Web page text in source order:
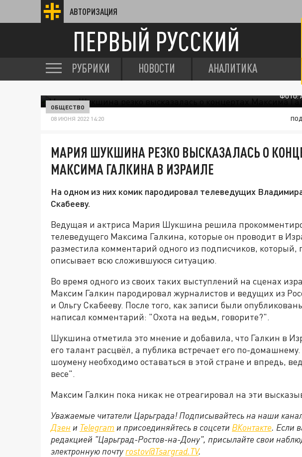
АВТОРИЗАЦИЯ
ПЕРВЫЙ РУССКИЙ
РУБРИКИ НОВОСТИ АНАЛИТИКА
ФОТО:
ОБЩЕСТВО
08 ИЮНЯ 2022 14:20
МАРИЯ ШУКШИНА РЕЗКО ВЫСКАЗАЛАСЬ О
МАКСИМА ГАЛКИНА В ИЗРАИЛЕ
На одном из них комик пародировал телеведущих
Скабееву.
Ведущая и актриса Мария Шукшина решила
телеведущего Максима Галкина, которые он проводит в
разместила комментарий одного из подписчиков, который,
описывает всю сложившуюся ситуацию.
Во время одного из своих таких выступлений на сценах
Максим Галкин пародировал журналистов и ведущих из
и Ольгу Скабееву. После того, как записи были
написал комментарий: "Охота на ведьм, говорите?".
Шукшина отметила это мнение и добавила, что Галкин в
его талант расцвёл, а публика встречает его по-
шоумену необходимо оставаться в этой стране и впредь,
весе".
Максим Галкин пока никак не отреагировал на эти
Уважаемые читатели Царьграда! Подписывайтесь на наши
Дзен и Telegram и присоединяйтесь в соцсети ВКонтакте. Если
редакцией "Царьград-Ростов-на-Дону", присылайте свои
электронную почту rostov@Tsargrad.ТV.